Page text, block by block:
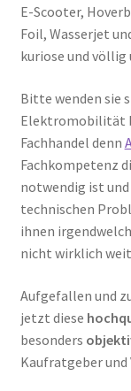
E-Scooter,
Foil, Wasserjet
kuriose und völlig
Bitte wenden sie
Elektromobilität
Fachhandel denn
Fachkompetenz
notwendig ist und
technischen
ihnen
nicht wirklich
Aufgefallen und
jetzt diese
besonders
Kaufratgeber